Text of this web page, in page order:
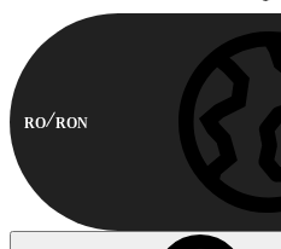
RO RON